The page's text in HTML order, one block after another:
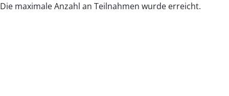
Die maximale Anzahl an Teilnahmen wurde erreicht.